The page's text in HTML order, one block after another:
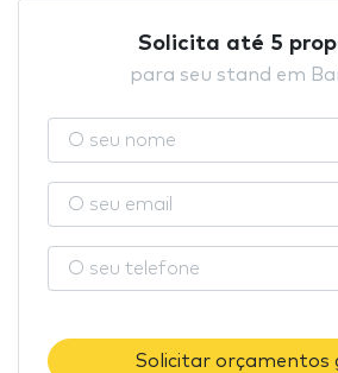
Solicita até 5
para seu stand em
Solicitar orçamentos